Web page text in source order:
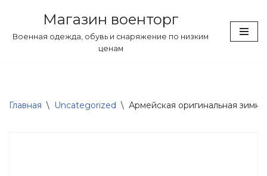
Перейти
Магазин военторг
Военная одежда, обувь и снаряжение по низким
ценам
Главная \ Uncategorized \ Армейская оригинальная